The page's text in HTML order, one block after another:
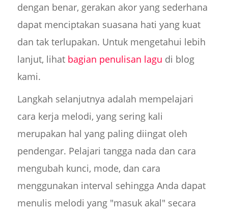
dengan benar, gerakan akor yang sederhana
dapat menciptakan suasana hati yang kuat
dan tak terlupakan. Untuk mengetahui lebih
lanjut, lihat bagian penulisan lagu di blog
kami.
Langkah selanjutnya adalah mempelajari
cara kerja melodi, yang sering kali
merupakan hal yang paling diingat oleh
pendengar. Pelajari tangga nada dan cara
mengubah kunci, mode, dan cara
menggunakan interval sehingga Anda dapat
menulis melodi yang "masuk akal" secara